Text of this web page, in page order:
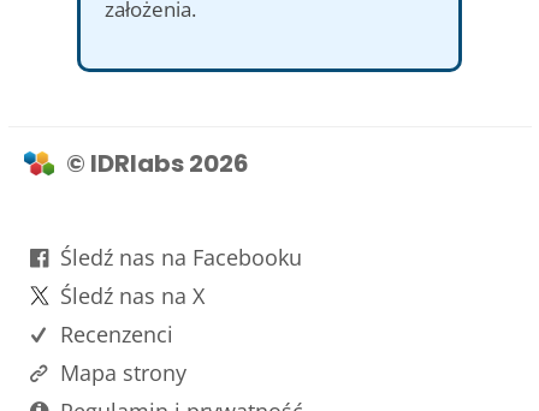
założenia.
© IDRlabs 2026
Śledź nas na Facebooku
Śledź nas na X
Recenzenci
Mapa strony